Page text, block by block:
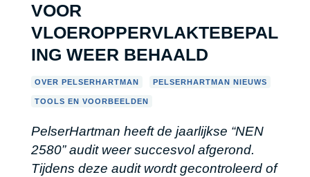
VOOR
VLOEROPPERVLAKTEBEPAL
ING WEER BEHAALD
OVER PELSERHARTMAN PELSERHARTMAN NIEUWS
TOOLS EN VOORBEELDEN
PelserHartman heeft de jaarlijkse “NEN
2580” audit weer succesvol afgerond.
Tijdens deze audit wordt gecontroleerd of